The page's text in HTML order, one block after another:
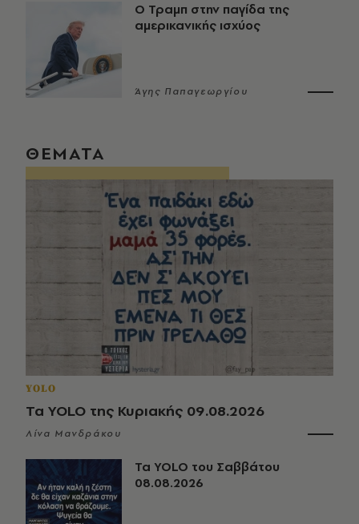
Ο Τραμπ στην παγίδα της
αμερικανικής ισχύος
Άγης Παπαγεωργίου
ΘΕΜΑΤΑ
YOLO
Τα YOLO της Κυριακής 09.08.2026
Λίνα Μανδράκου
Τα YOLO του Σαββάτου
08.08.2026